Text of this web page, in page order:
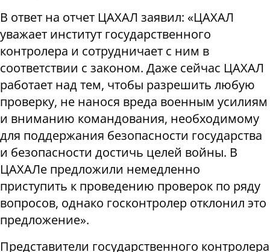
В ответ на отчет ЦАХАЛ заявил: «ЦАХАЛ
уважает институт государственного
контролера и сотрудничает с ним в
соответствии с законом. Даже сейчас ЦАХАЛ
работает над тем, чтобы разрешить любую
проверку, не нанося вреда военным усилиям
и вниманию командования, необходимому
для поддержания безопасности государства
и безопасности достичь целей войны. В
ЦАХАЛе предложили немедленно
приступить к проведению проверок по ряду
вопросов, однако госконтролер отклонил это
предложение».
Представители государственного контролера